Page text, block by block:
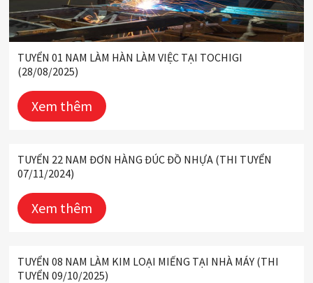
TUYỂN 01 NAM LÀM HÀN LÀM VIỆC TẠI TOCHIGI
(28/08/2025)
Xem thêm
TUYỂN 22 NAM ĐƠN HÀNG ĐÚC ĐỒ NHỰA (THI TUYỂN
07/11/2024)
Xem thêm
TUYỂN 08 NAM LÀM KIM LOẠI MIẾNG TẠI NHÀ MÁY (THI
TUYỂN 09/10/2025)